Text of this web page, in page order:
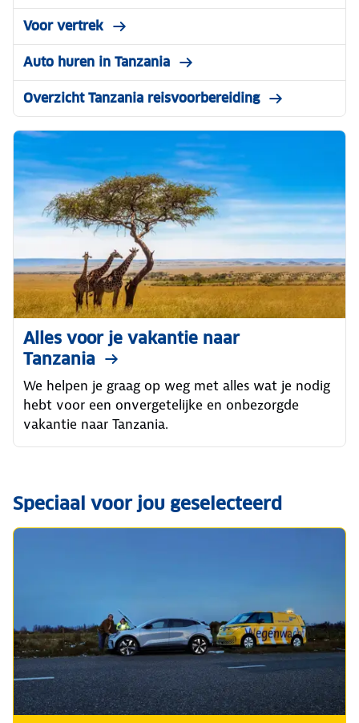
Voor vertrek
Auto huren in Tanzania
Overzicht Tanzania reisvoorbereiding
Alles voor je vakantie naar
Tanzania
We helpen je graag op weg met alles wat je nodig
hebt voor een onvergetelijke en onbezorgde
vakantie naar Tanzania.
Speciaal voor jou geselecteerd